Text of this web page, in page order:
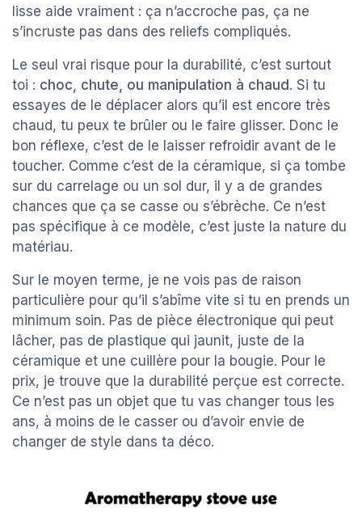
lisse aide vraiment : ça n’accroche pas, ça ne
s’incruste pas dans des reliefs compliqués.
Le seul vrai risque pour la durabilité, c’est surtout
toi : choc, chute, ou manipulation à chaud. Si tu
essayes de le déplacer alors qu’il est encore très
chaud, tu peux te brûler ou le faire glisser. Donc le
bon réflexe, c’est de le laisser refroidir avant de le
toucher. Comme c’est de la céramique, si ça tombe
sur du carrelage ou un sol dur, il y a de grandes
chances que ça se casse ou s’ébrèche. Ce n’est
pas spécifique à ce modèle, c’est juste la nature du
matériau.
Sur le moyen terme, je ne vois pas de raison
particulière pour qu’il s’abîme vite si tu en prends un
minimum soin. Pas de pièce électronique qui peut
lâcher, pas de plastique qui jaunit, juste de la
céramique et une cuillère pour la bougie. Pour le
prix, je trouve que la durabilité perçue est correcte.
Ce n’est pas un objet que tu vas changer tous les
ans, à moins de le casser ou d’avoir envie de
changer de style dans ta déco.